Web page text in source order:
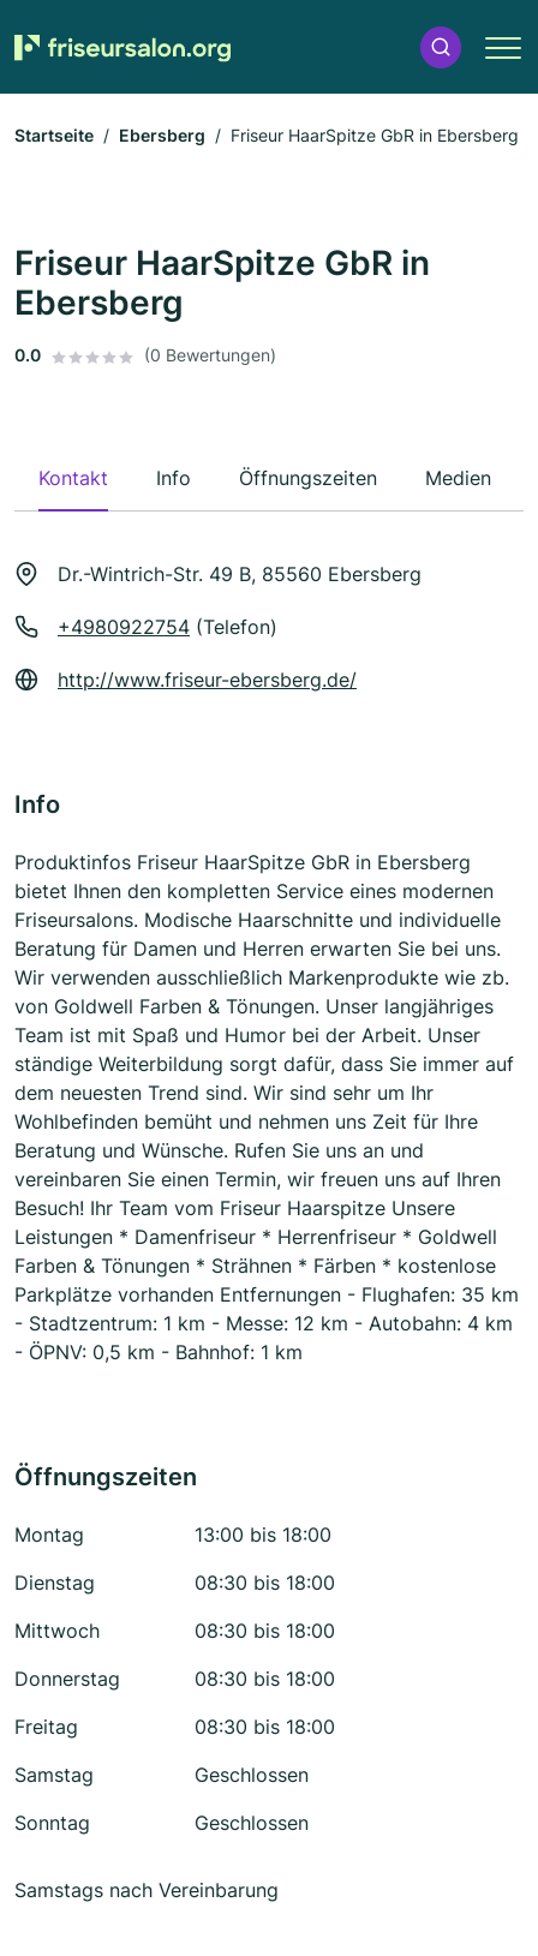
Startseite Ebersberg Friseur HaarSpitze GbR in Ebersberg
Friseur HaarSpitze GbR in
Ebersberg
0.0 (0 Bewertungen)
Kontakt Info Öffnungszeiten Medien
Dr.-Wintrich-Str. 49 B, 85560 Ebersberg
+4980922754 (Telefon)
http://www.friseur-ebersberg.de/
Info
Produktinfos Friseur HaarSpitze GbR in Ebersberg
bietet Ihnen den kompletten Service eines modernen
Friseursalons. Modische Haarschnitte und individuelle
Beratung für Damen und Herren erwarten Sie bei uns.
Wir verwenden ausschließlich Markenprodukte wie zb.
von Goldwell Farben & Tönungen. Unser langjähriges
Team ist mit Spaß und Humor bei der Arbeit. Unser
ständige Weiterbildung sorgt dafür, dass Sie immer auf
dem neuesten Trend sind. Wir sind sehr um Ihr
Wohlbefinden bemüht und nehmen uns Zeit für Ihre
Beratung und Wünsche. Rufen Sie uns an und
vereinbaren Sie einen Termin, wir freuen uns auf Ihren
Besuch! Ihr Team vom Friseur Haarspitze Unsere
Leistungen * Damenfriseur * Herrenfriseur * Goldwell
Farben & Tönungen * Strähnen * Färben * kostenlose
Parkplätze vorhanden Entfernungen - Flughafen: 35 km
- Stadtzentrum: 1 km - Messe: 12 km - Autobahn: 4 km
- ÖPNV: 0,5 km - Bahnhof: 1 km
Öffnungszeiten
Montag
13:00 bis 18:00
Dienstag
08:30 bis 18:00
Mittwoch
08:30 bis 18:00
Donnerstag
08:30 bis 18:00
Freitag
08:30 bis 18:00
Samstag
Geschlossen
Sonntag
Geschlossen
Samstags nach Vereinbarung